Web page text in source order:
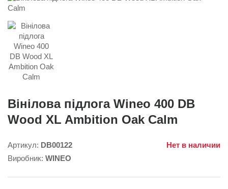
Вінілова підлога Wineo 400 DB
Wood XL Ambition Oak Calm
Артикул: DB00122
Нет в наличии
Виробник: WINEO